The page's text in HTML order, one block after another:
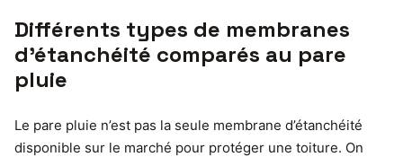
Différents types de membranes
d’étanchéité comparés au pare
pluie
Le pare pluie n’est pas la seule membrane d’étanchéité
disponible sur le marché pour protéger une toiture. On